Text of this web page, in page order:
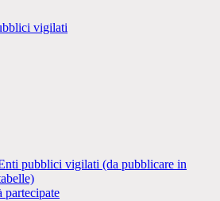
vigilati
pubblici vigilati (da pubblicare in
partecipate